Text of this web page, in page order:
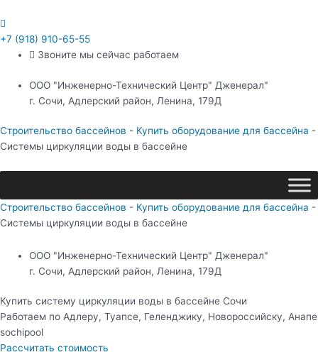
к
содержимому
+7 (918) 910-65-55
Звоните мы сейчас работаем
ООО "Инженерно-Технический Центр" Дженерал"
г. Сочи, Адлерский район, Ленина, 179Д
Строительство бассейнов - Купить оборудование для бассейна -
Системы циркуляции воды в бассейне
Строительство бассейнов - Купить оборудование для бассейна -
Системы циркуляции воды в бассейне
ООО "Инженерно-Технический Центр" Дженерал"
г. Сочи, Адлерский район, Ленина, 179Д
Купить систему циркуляции воды в бассейне Сочи
Работаем по Адлеру, Туапсе, Геленджику, Новороссийску, Анапе
sochipool
Рассчитать стоимость
по
записям